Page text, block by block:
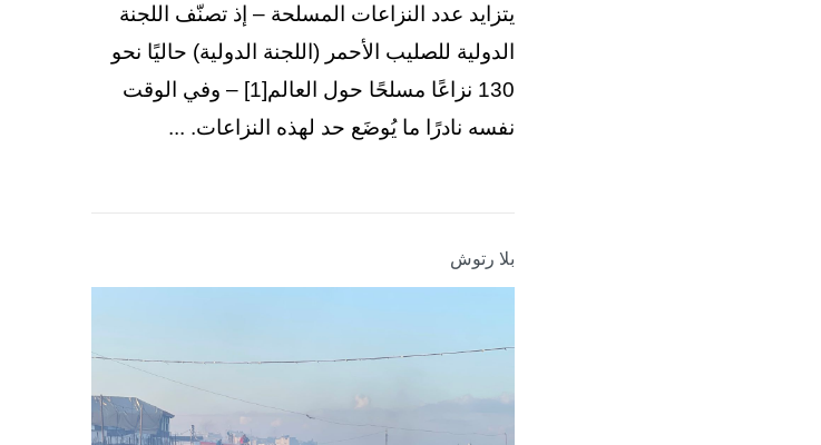
يتزايد عدد النزاعات المسلحة – إذ تصنّف اللجنة
الدولية للصليب الأحمر (اللجنة الدولية) حاليًا نحو
130 نزاعًا مسلحًا حول العالم[1] – وفي الوقت
نفسه نادرًا ما يُوضَع حد لهذه النزاعات. ...
بلا رتوش